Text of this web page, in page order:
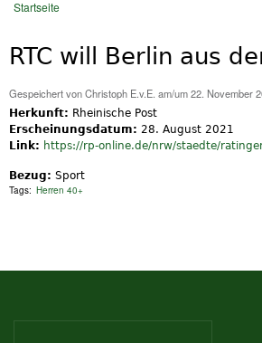
Startseite
RTC will Berlin aus
Gespeichert vonChristoph E.v.E. am/um 22. November
Herkunft: Rheinische Post
Erscheinungsdatum: 28. August 2021
Link: https://rp-online.de/nrw/staedte/
Bezug: Sport
Tags: Herren 40+